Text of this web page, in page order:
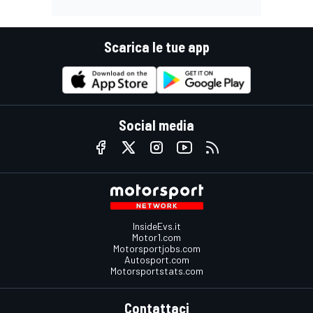
Scarica le tue app
Social media
InsideEvs.it
Motor1.com
Motorsportjobs.com
Autosport.com
Motorsportstats.com
Contattaci